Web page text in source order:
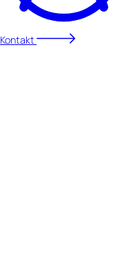
Kontakt